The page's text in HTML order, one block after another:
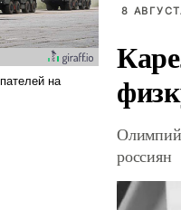
8
россиян